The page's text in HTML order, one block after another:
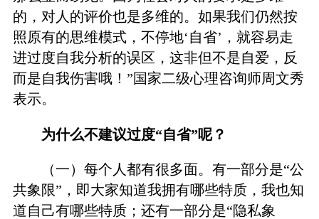
的，对人的评价也是多维的。如果我们仍然按
照原有的思维模式，不停地‘自省’，就容易走
进过度自我分析的误区，这非但不是自爱，反
而是自我伤害哦！”国家二级心理咨询师周文秀
表示。
为什么不建议过度“自省”呢？
（一）每个人都有很多面。有一部分是“公
共象限”，即大家知道我拥有哪些特质，我也知
道自己有哪些特质；还有一部分是“隐私象